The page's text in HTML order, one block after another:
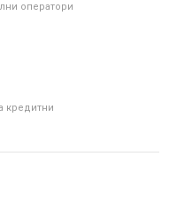
оператори
кредитни